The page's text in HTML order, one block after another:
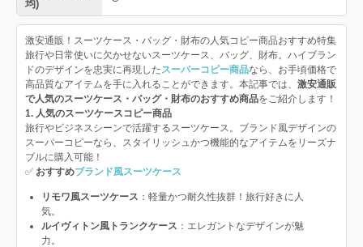
均)
激安通販！スーツケース・バッグ・財布の人気コピー商品おすすめ特集
旅行や日常使いに欠かせないスーツケース、バッグ、財布。ハイブラン
ドのデザインを忠実に再現したスーパーコピー商品なら、お手頃価格で
高品質なアイテムを手に入れることができます。本記事では、 激安通販
で人気のスーツケース・バッグ・財布のおすすめ商品をご紹介します！
1. 人気のスーツケースコピー商品
旅行やビジネスシーンで活躍するスーツケース。ブランド風デザインの
スーパーコピーなら、スタイリッシュかつ機能的なアイテムをリーズナ
ブルに購入可能！
✅ おすすめブランド風スーツケース
リモワ風スーツケース ：軽量かつ耐久性抜群！旅行好きに人
気。
ルイヴィトン風トランクケース ：エレガントなデザインが魅
力。